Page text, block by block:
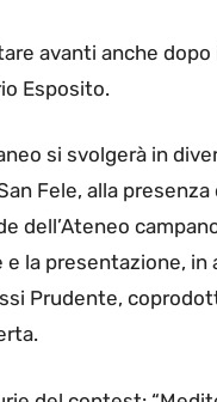
avanti anche dopo
Esposito.
si svolgerà in
Fele, alla
dell’Ateneo
e la presentazione, in
Prudente,